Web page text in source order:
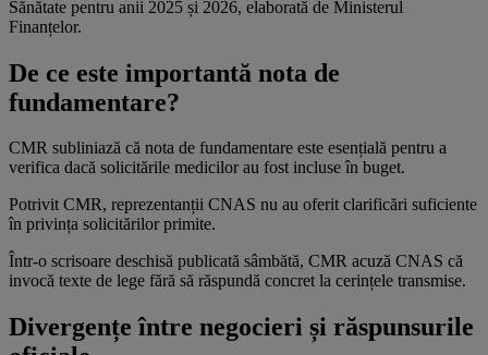
Sănătate pentru anii 2025 și 2026, elaborată de Ministerul
Finanțelor.
De ce este importantă nota de
fundamentare?
CMR subliniază că nota de fundamentare este esențială pentru a
verifica dacă solicitările medicilor au fost incluse în buget.
Potrivit CMR, reprezentanții CNAS nu au oferit clarificări suficiente
în privința solicitărilor primite.
Într-o scrisoare deschisă publicată sâmbătă, CMR acuză CNAS că
invocă texte de lege fără să răspundă concret la cerințele transmise.
Divergențe între negocieri și răspunsurile